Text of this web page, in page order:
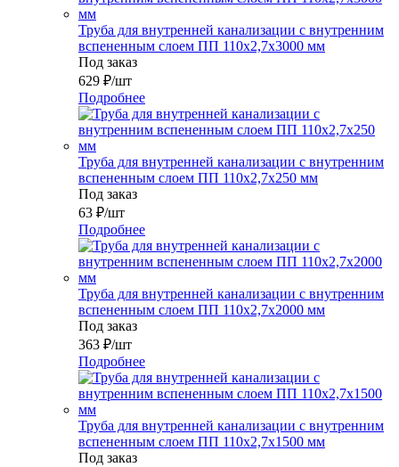
Труба для внутренней канализации с внутренним
вспененным слоем ПП 110x2,7x3000 мм
Под заказ
629 ₽/шт
Подробнее
Труба для внутренней канализации с внутренним
вспененным слоем ПП 110x2,7x250 мм
Под заказ
63 ₽/шт
Подробнее
Труба для внутренней канализации с внутренним
вспененным слоем ПП 110x2,7x2000 мм
Под заказ
363 ₽/шт
Подробнее
Труба для внутренней канализации с внутренним
вспененным слоем ПП 110x2,7x1500 мм
Под заказ